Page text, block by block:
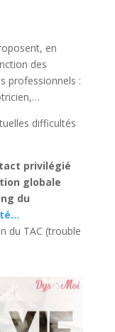
en
des
professionnels :
difficultés
privilégié
globale
du
du TAC (trouble